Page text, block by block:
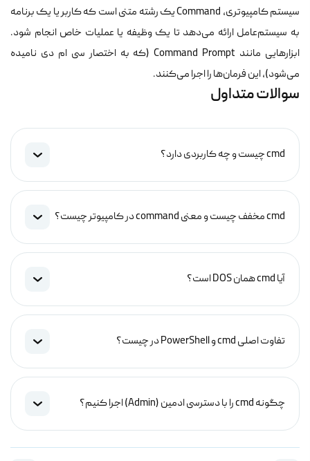
سیستم کامپیوتری، Command یک رشته متنی است که کاربر یا یک برنامه
به سیستم‌عامل ارائه می‌دهد تا یک وظیفه یا عملیات خاص انجام شود.
ابزارهایی مانند Command Prompt (که به اختصار سی ام دی نامیده
می‌شود)، این فرمان‌ها را اجرا می‌کنند.
سوالات متداول
cmd چیست و چه کاربردی دارد؟
cmd مخفف چیست و معنی command در کامپیوتر چیست؟
آیا cmd همان DOS است؟
تفاوت اصلی cmd و PowerShell در چیست؟
چگونه cmd را با دسترسی ادمین (Admin) اجرا کنیم؟